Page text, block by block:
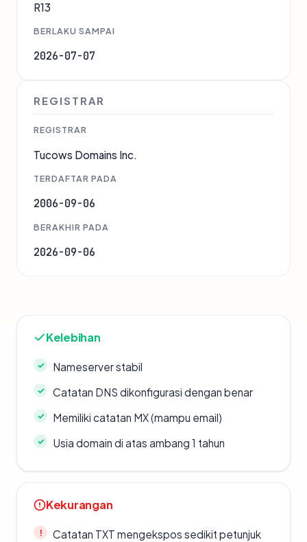
R13
BERLAKU SAMPAI
2026-07-07
REGISTRAR
REGISTRAR
Tucows Domains Inc.
TERDAFTAR PADA
2006-09-06
BERAKHIR PADA
2026-09-06
Kelebihan
Nameserver stabil
Catatan DNS dikonfigurasi dengan benar
Memiliki catatan MX (mampu email)
Usia domain di atas ambang 1 tahun
Kekurangan
Catatan TXT mengekspos sedikit petunjuk